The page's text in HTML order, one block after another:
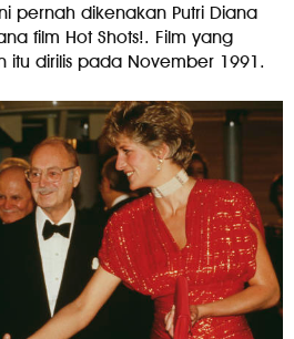
pernah dikenakan Putri Diana
film Hot Shots!. Film yang
itu dirilis pada November 1991.